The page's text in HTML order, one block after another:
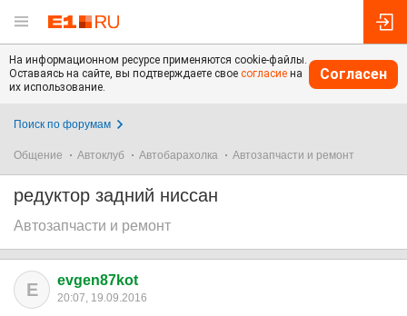
На информационном ресурсе применяются cookie-файлы.
Оставаясь на сайте, вы подтверждаете свое согласие на
их использование.
Согласен
Поиск по форумам
Общение Автоклуб Автобарахолка Автозапчасти и ремонт
редуктор задний ниссан
Автозапчасти и ремонт
E evgen87kot
20:07, 19.09.2016